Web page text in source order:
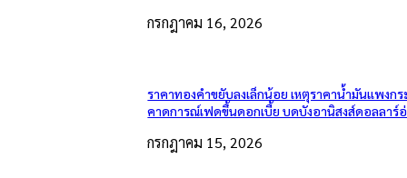
กรกฎาคม 16, 2026
ราคาทองคำขยับลงเล็กน้อย เหตุราคาน้ำมันแพงก
คาดการณ์เฟดขึ้นดอกเบี้ย บดบังอานิสงส์ดอลลาร์
กรกฎาคม 15, 2026